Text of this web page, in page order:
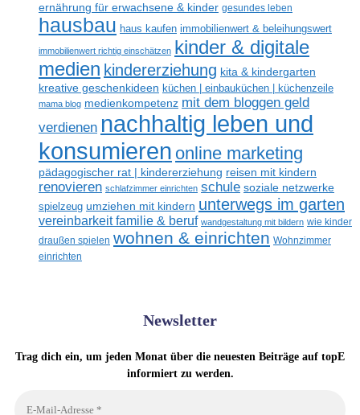
ernährung für erwachsene & kinder gesundes leben
hausbau haus kaufen immobilienwert & beleihungswert
immobilienwert richtig einschätzen kinder & digitale
medien kindererziehung kita & kindergarten
kreative geschenkideen küchen | einbauküchen | küchenzeile
mama blog medienkompetenz mit dem bloggen geld
verdienen nachhaltig leben und
konsumieren online marketing
pädagogischer rat | kindererziehung reisen mit kindern
renovieren schlafzimmer einrichten schule soziale netzwerke
spielzeug umziehen mit kindern unterwegs im garten
vereinbarkeit familie & beruf wandgestaltung mit bildern wie kinder
draußen spielen wohnen & einrichten Wohnzimmer
einrichten
Newsletter
Trag dich ein, um jeden Monat über die neuesten Beiträge auf topE
informiert zu werden.